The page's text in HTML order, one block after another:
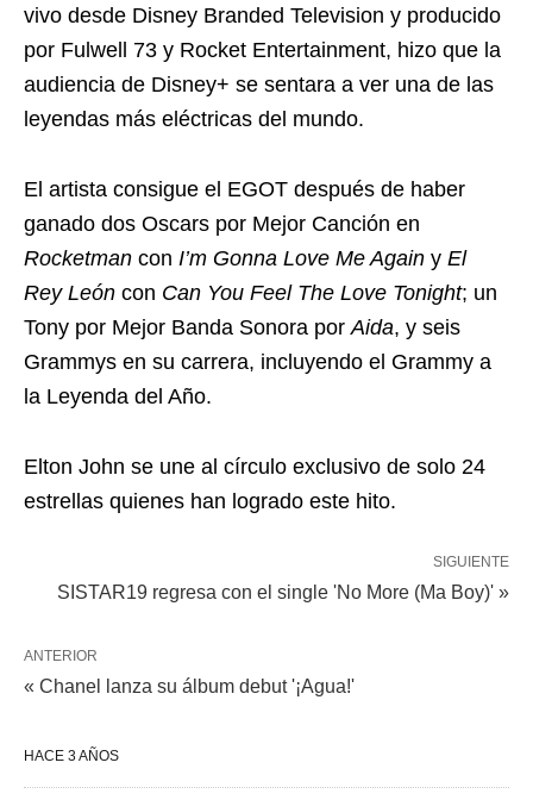
vivo desde Disney Branded Television y producido
por Fulwell 73 y Rocket Entertainment, hizo que la
audiencia de Disney+ se sentara a ver una de las
leyendas más eléctricas del mundo.
El artista consigue el EGOT después de haber
ganado dos Oscars por Mejor Canción en
Rocketman con I’m Gonna Love Me Again y El
Rey León con Can You Feel The Love Tonight; un
Tony por Mejor Banda Sonora porAida, y seis
Grammys en su carrera, incluyendo el Grammy a
la Leyenda del Año.
Elton John se une al círculo exclusivo de solo 24
estrellas quienes han logrado este hito.
SIGUIENTE
SISTAR19 regresa con el single 'No More (Ma Boy)' »
ANTERIOR
« Chanel lanza su álbum debut '¡Agua!'
HACE 3 AÑOS